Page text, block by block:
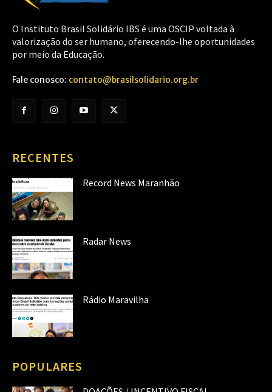
O Instituto Brasil Solidário IBS é uma OSCIP voltada à
valorização do ser humano, oferecendo-lhe oportunidades
por meio da Educação.
Fale conosco: contato@brasilsolidario.org.br
RECENTES
Record News Maranhão
Radar News
Rádio Maravilha
POPULARES